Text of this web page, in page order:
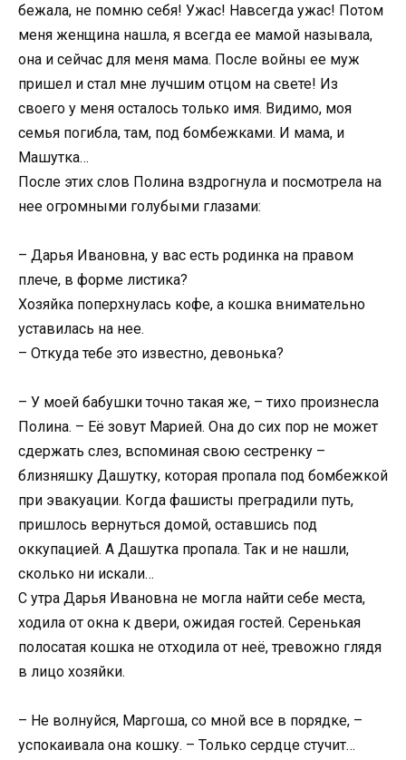
бежала, не помню себя! Ужас! Навсегда ужас! Потом
меня женщина нашла, я всегда ее мамой называла,
она и сейчас для меня мама. После войны ее муж
пришел и стал мне лучшим отцом на свете! Из
своего у меня осталось только имя. Видимо, моя
семья погибла, там, под бомбежками. И мама, и
Машутка…
После этих слов Полина вздрогнула и посмотрела на
нее огромными голубыми глазами:
– Дарья Ивановна, у вас есть родинка на правом
плече, в форме листика?
Хозяйка поперхнулась кофе, а кошка внимательно
уставилась на нее.
– Откуда тебе это известно, девонька?
– У моей бабушки точно такая же, – тихо произнесла
Полина. – Её зовут Марией. Она до сих пор не может
сдержать слез, вспоминая свою сестренку –
близняшку Дашутку, которая пропала под бомбежкой
при эвакуации. Когда фашисты преградили путь,
пришлось вернуться домой, оставшись под
оккупацией. А Дашутка пропала. Так и не нашли,
сколько ни искали…
С утра Дарья Ивановна не могла найти себе места,
ходила от окна к двери, ожидая гостей. Серенькая
полосатая кошка не отходила от неё, тревожно глядя
в лицо хозяйки.
– Не волнуйся, Маргоша, со мной все в порядке, –
успокаивала она кошку. – Только сердце стучит…